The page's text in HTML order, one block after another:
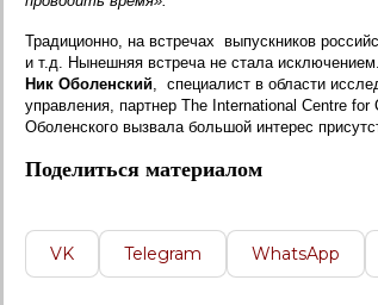
Традиционно, на встречах выпускников
и т.д. Нынешняя встреча не стала
Ник Оболенский, специалист в области
управления, партнер The International Centre
Оболенского вызвала большой интерес
Поделиться материалом
VK Telegram WhatsApp